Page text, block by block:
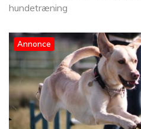
hundetræning
Annonce